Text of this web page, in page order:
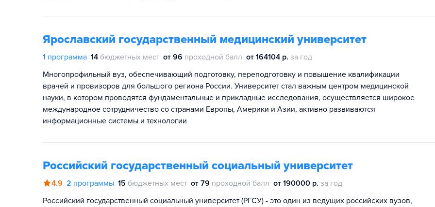
Ярославский государственный медицинский университет
1 программа 14 бюджетных мест от 96 проходной балл от 164104 р. за год
Многопрофильный вуз, обеспечивающий подготовку, переподготовку и повышение квалификации
врачей и провизоров для большого региона России. Университет стал важным центром медицинской
науки, в котором проводятся фундаментальные и прикладные исследования, осуществляется широкое
международное сотрудничество со странами Европы, Америки и Азии, активно развиваются
информационные системы и технологии
Российский государственный социальный университет
4.9 2 программы 15 бюджетных мест от 79 проходной балл от 190000 р. за год
Российский государственный социальный университет (РГСУ) - это один из ведущих российских вузов,